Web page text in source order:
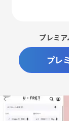
プレミ
プレ